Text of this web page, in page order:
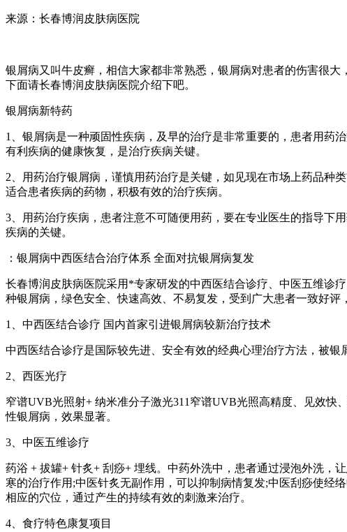
来源：长春博润皮肤病医院
银屑病又叫牛皮癣，相信大家都非常熟悉，银屑病对患者的伤害很
下面请长春博润皮肤病医院介绍下吧。
银屑病新特药
1、银屑病是一种顽固性疾病，及早的治疗是非常重要的，患者用药
有利疾病的健康恢复，是治疗疾病关键。
2、用药治疗银屑病，谨慎用药治疗是关键，如见现在市场上药品种
适合患者疾病的药物，积极有效的治疗疾病。
3、用药治疗疾病，患者注意不可随便用药，要在专业医生的指导下
疾病的关键。
：银屑病中西医结合治疗体系 全面对抗银屑病复发
长春博润皮肤病医院采用*专家研发的中西医结合诊疗、中医五维诊
种银屑病，绿色安全、快速高效、不易复发，受到广大患者一致好评
1、中西医结合诊疗 国内首家引进银屑病较新治疗技术
中西医结合诊疗是国际较先进、安全有效的经典心理治疗方法，被
2、西医光疗
窄谱UVB光照射+ 纳米准分子激光311窄谱UVB光照高精度、见效快
性银屑病，效果显著。
3、中医五维诊疗
药浴 + 拔罐+ 针炙+ 刮痧+ 埋线。中药外洗中，患者通过浸泡外洗，
寒的治疗作用;中医针炙无副作用，可以抑制病情复发;中医刮痧使经
相应的穴位，通过产生的持续有效的刺激来治疗。
4、食疗特色康复项目